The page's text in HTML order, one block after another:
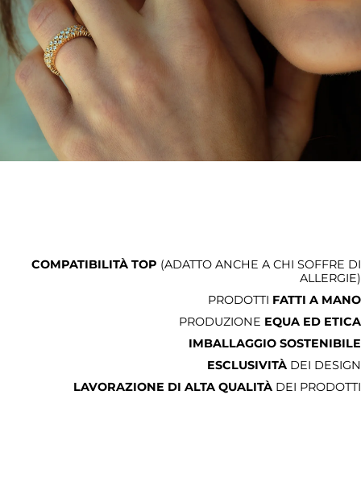
COMPATIBILITÀ TOP (ADATTO ANCHE A CHI SOFFRE DI
ALLERGIE)
PRODOTTI FATTI A MANO
PRODUZIONE EQUA ED ETICA
IMBALLAGGIO SOSTENIBILE
ESCLUSIVITÀ DEI DESIGN
LAVORAZIONE DI ALTA QUALITÀ DEI PRODOTTI